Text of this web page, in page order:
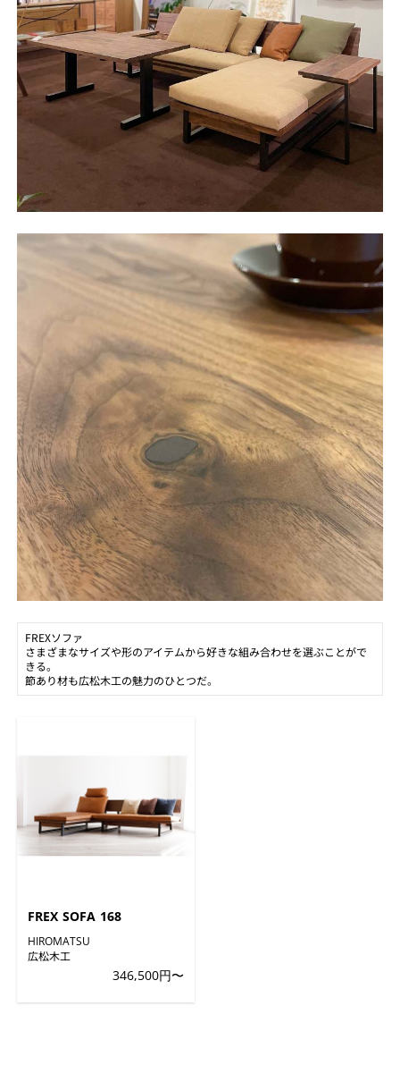
FREXソファ
さまざまなサイズや形のアイテムから好きな組み合わせを選ぶことがで
きる。
節あり材も広松木工の魅力のひとつだ。
FREX SOFA 168
HIROMATSU
広松木工
346,500円〜